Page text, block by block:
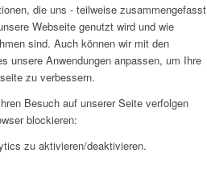
die uns - teilweise zusammengefasst
Webseite genutzt wird und wie
sind. Auch können wir mit den
unsere Anwendungen anpassen, um Ihre
zu verbessern.
Besuch auf unserer Seite verfolgen
blockieren:
zu aktivieren/deaktivieren.